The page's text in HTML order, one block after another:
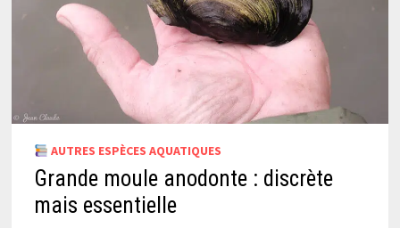
AUTRES ESPÈCES AQUATIQUES
Grande moule anodonte : discrète
mais essentielle